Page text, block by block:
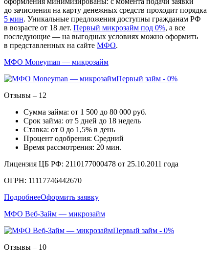
до зачисления на карту денежных средств проходит порядка
5 мин. Уникальные предложения доступны гражданам РФ
в возрасте от 18 лет. Первый микрозайм под 0%, а все
последующие — на выгодных условиях можно оформить
в представленных на сайте МФО.
МФО Moneyman — микрозайм
Первый займ - 0%
Отзывы – 12
Сумма займа: от 1 500 до 80 000 руб.
Срок займа: от 5 дней до 18 недель
Ставка: от 0 до 1,5% в день
Процент одобрения: Средний
Время рассмотрения: 20 мин.
Лицензия ЦБ РФ: 2110177000478 от 25.10.2011 года
ОГРН: 11117746442670
ПодробнееОформить заявку
МФО Веб-Займ — микрозайм
Первый займ - 0%
Отзывы – 10